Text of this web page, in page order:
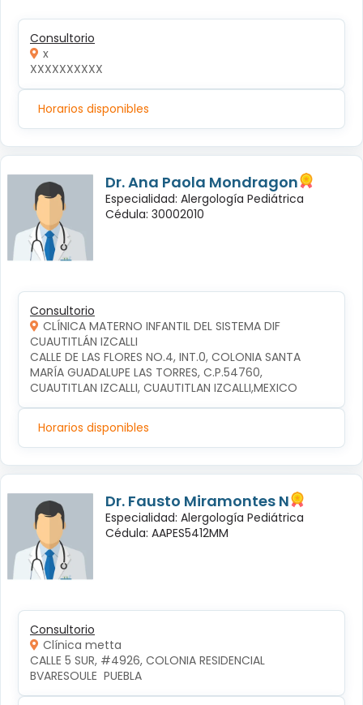
Consultorio
x
XXXXXXXXXX
Horarios disponibles
Dr. Ana Paola Mondragon
Especialidad: Alergología Pediátrica
Cédula: 30002010
Consultorio
CLÍNICA MATERNO INFANTIL DEL SISTEMA DIF
CUAUTITLÁN IZCALLI
CALLE DE LAS FLORES NO.4, INT.0, COLONIA SANTA
MARÍA GUADALUPE LAS TORRES, C.P.54760,
CUAUTITLAN IZCALLI, CUAUTITLAN IZCALLI,MEXICO
Horarios disponibles
Dr. Fausto Miramontes N
Especialidad: Alergología Pediátrica
Cédula: AAPES5412MM
Consultorio
Clínica metta
CALLE 5 SUR, #4926, COLONIA RESIDENCIAL
BVARESOULE  PUEBLA